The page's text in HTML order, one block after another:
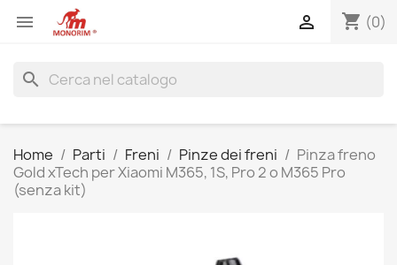
 shopping_cart (0)

search
Home Parti Freni Pinze dei freni
Pinza freno
Gold xTech per Xiaomi M365, 1S, Pro 2 o M365 Pro
(senza kit)